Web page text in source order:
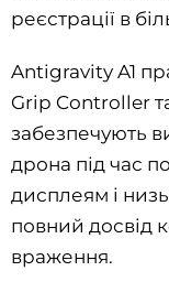
реєстрації в
Antigravity A1
Grip Controller
забезпечують
дрона під час
дисплеям і
повний досвід
враження.